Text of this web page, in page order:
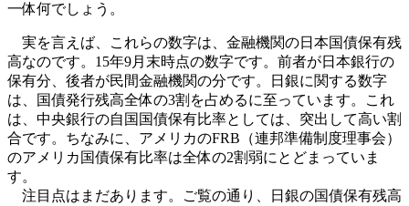
一体何でしょう。
実を言えば、これらの数字は、金融機関の日本国債保有残
高なのです。15年9月末時点の数字です。前者が日本銀行の
保有分、後者が民間金融機関の分です。日銀に関する数字
は、国債発行残高全体の3割を占めるに至っています。これ
は、中央銀行の自国国債保有比率としては、突出して高い割
合です。ちなみに、アメリカのFRB（連邦準備制度理事会）
のアメリカ国債保有比率は全体の2割弱にとどまっていま
す。
注目点はまだあります。ご覧の通り、日銀の国債保有残高